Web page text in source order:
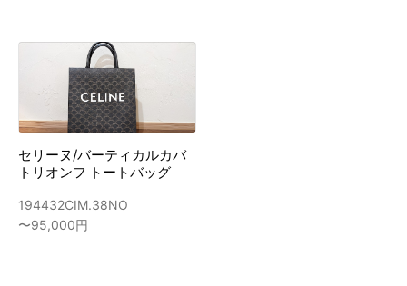
セリーヌ/バーティカルカバ
トリオンフ トートバッグ
194432CIM.38NO
〜95,000円